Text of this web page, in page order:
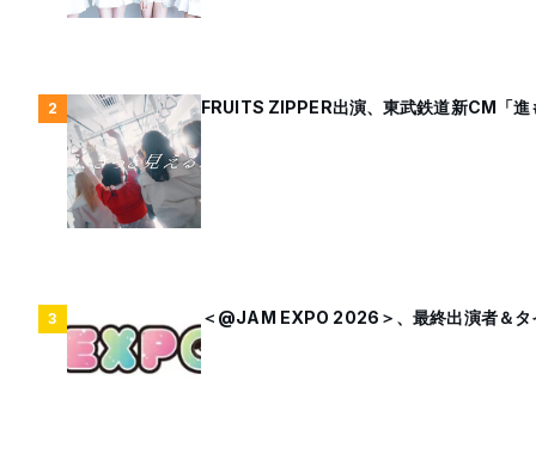
2 FRUITS ZIPPER出演、東武鉄道新CM「
3 ＜@JAM EXPO 2026＞、最終出演者＆タ